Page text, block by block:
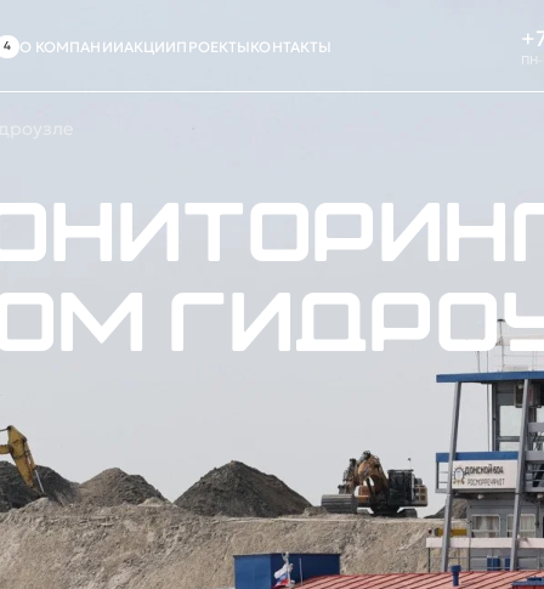
О КОМПАНИИАКЦИИПРОЕКТЫКОНТАКТЫ